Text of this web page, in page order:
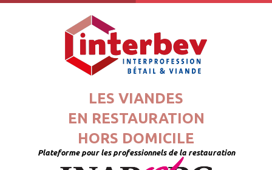
LES VIANDES
EN RESTAURATION
HORS DOMICILE
Plateforme pour les professionnels de la restauration